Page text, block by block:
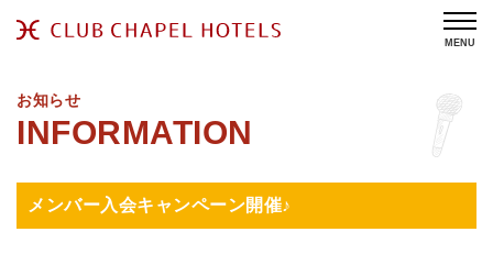
MENU
お知らせ
メンバー入会キャンペーン開催♪